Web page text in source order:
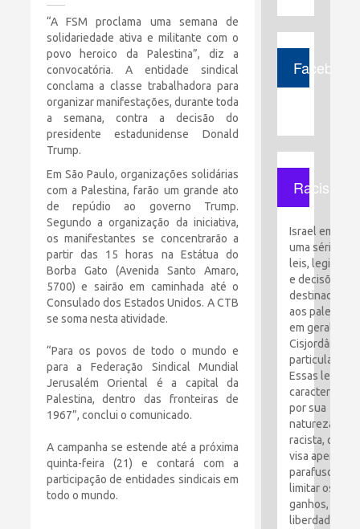
“A FSM proclama uma semana de
solidariedade ativa e militante com o
povo heroico da Palestina”, diz a
convocatória. A entidade sindical
conclama a classe trabalhadora para
organizar manifestações, durante toda
a semana, contra a decisão do
presidente estadunidense Donald
Trump.
Em São Paulo, organizações solidárias
com a Palestina, farão um grande ato
de repúdio ao governo Trump.
Segundo a organização da iniciativa,
os manifestantes se concentrarão a
partir das 15 horas na Estátua do
Borba Gato (Avenida Santo Amaro,
5700) e sairão em caminhada até o
Consulado dos Estados Unidos. A CTB
se soma nesta atividade.
“Para os povos de todo o mundo e
para a Federação Sindical Mundial
Jerusalém Oriental é a capital da
Palestina, dentro das fronteiras de
1967”, conclui o comunicado.
A campanha se estende até a próxima
quinta-feira (21) e contará com a
participação de entidades sindicais em
todo o mundo.
Facebook
Racismo
Israel emitiu
uma série de
leis,
e decisões
destinadas
aos
em geral e à
Cisjordânia
particular.
Essas leis são
por sua
natureza
racista, que
visa apertar
parafusos e
limitar os
ganhos,
liberdades